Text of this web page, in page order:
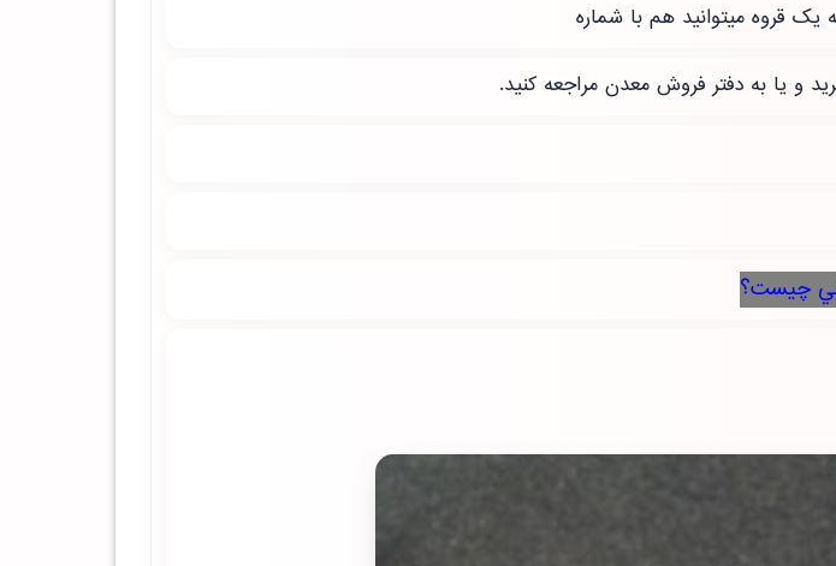
قروه میتوانید هم با شماره
چيست؟